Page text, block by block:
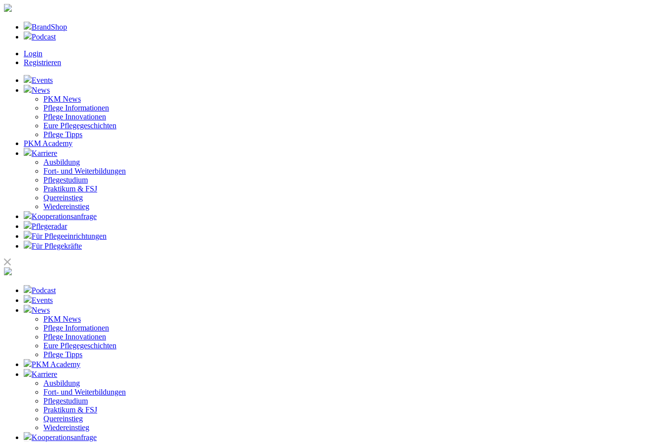
BrandShop
Podcast
Login
Registrieren
Events
News
PKM News
Pflege Informationen
Pflege Innovationen
Eure Pflegegeschichten
Pflege Tipps
PKM Academy
Karriere
Ausbildung
Fort- und Weiterbildungen
Pflegestudium
Praktikum & FSJ
Quereinstieg
Wiedereinstieg
Kooperationsanfrage
Pflegeradar
Für Pflegeeinrichtungen
Für Pflegekräfte
Podcast
Events
News
PKM News
Pflege Informationen
Pflege Innovationen
Eure Pflegegeschichten
Pflege Tipps
PKM Academy
Karriere
Ausbildung
Fort- und Weiterbildungen
Pflegestudium
Praktikum & FSJ
Quereinstieg
Wiedereinstieg
Kooperationsanfrage